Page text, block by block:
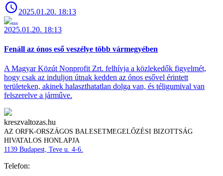
2025.01.20. 18:13
2025.01.20. 18:13
Fenáll az ónos eső veszélye több vármegyében
A Magyar Közút Nonprofit Zrt. felhívja a közlekedők figyelmét,
hogy csak az induljon útnak kedden az ónos esővel érintett
területeken, akinek halaszthatatlan dolga van, és téligumival van
felszerelve a járműve.
kreszvaltozas.hu
AZ ORFK-ORSZÁGOS BALESETMEGELŐZÉSI BIZOTTSÁG
HIVATALOS HONLAPJA
1139 Budapest, Teve u. 4-6.
Telefon: